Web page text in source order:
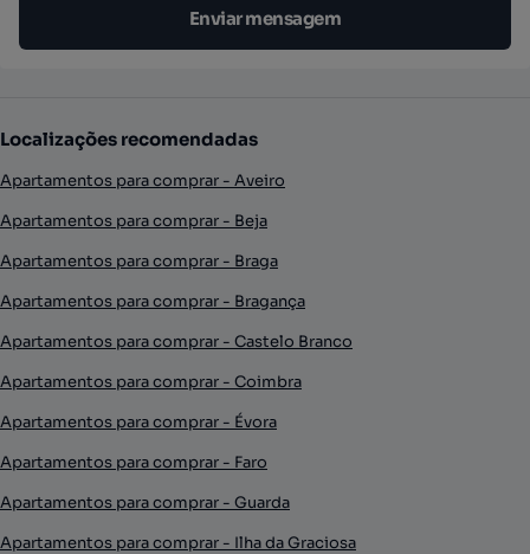
Enviar mensagem
Localizações recomendadas
Apartamentos para comprar - Aveiro
Apartamentos para comprar - Beja
Apartamentos para comprar - Braga
Apartamentos para comprar - Bragança
Apartamentos para comprar - Castelo Branco
Apartamentos para comprar - Coimbra
Apartamentos para comprar - Évora
Apartamentos para comprar - Faro
Apartamentos para comprar - Guarda
Apartamentos para comprar - Ilha da Graciosa